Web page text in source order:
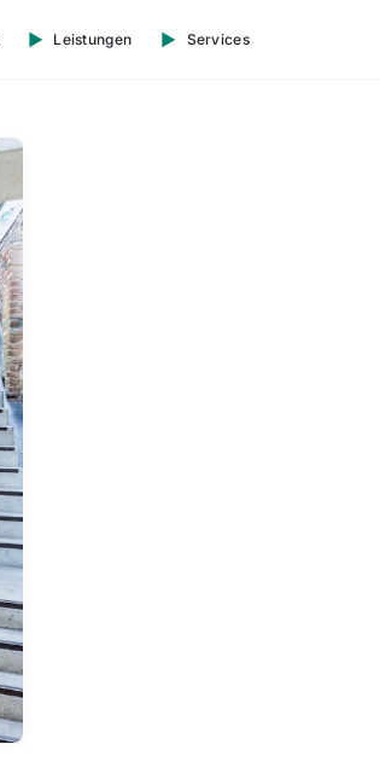
Leistungen Services